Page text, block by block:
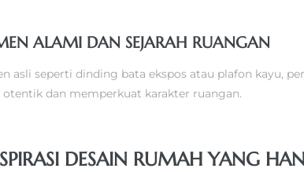
ALAMI DAN SEJARAH RUANGAN
asli seperti dinding bata ekspos atau plafon kayu,
dan memperkuat karakter ruangan.
DESAIN RUMAH YANG